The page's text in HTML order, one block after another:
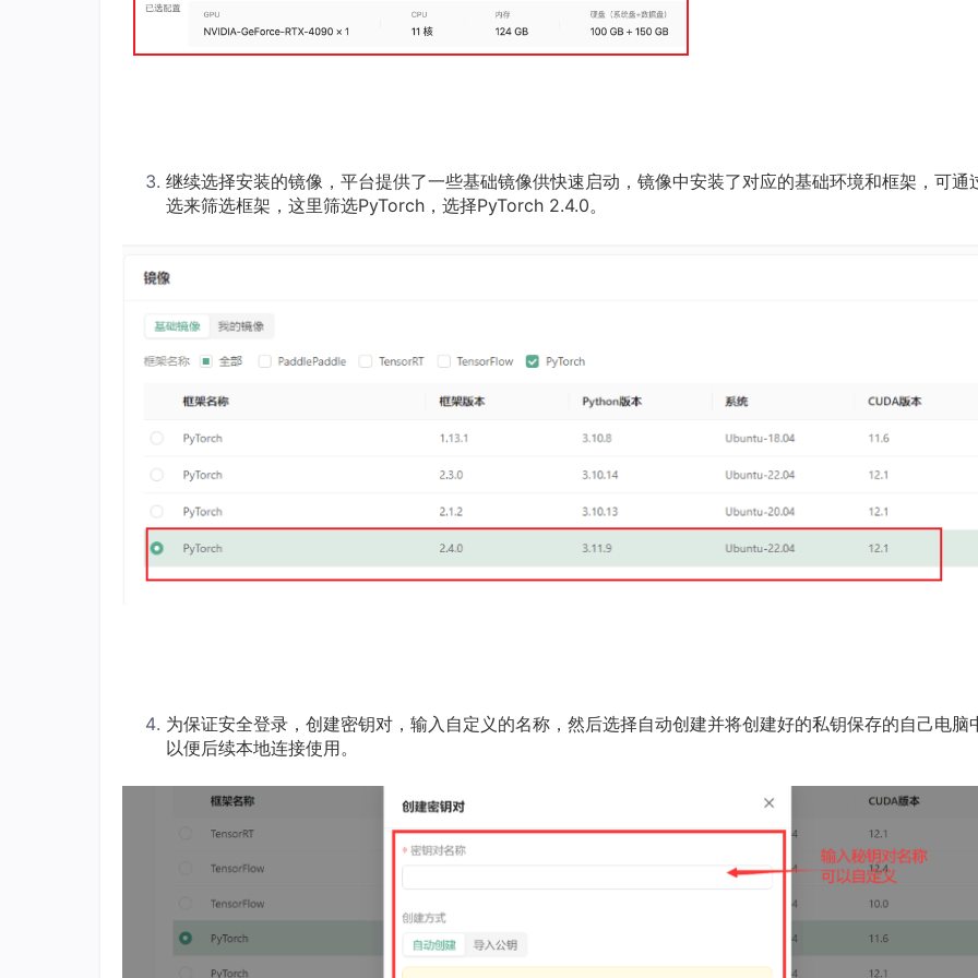
继续选择安装的镜像，平台提供了一些基础镜像供快速启动，镜像中安装了对应的基础环境和框架，可通
选来筛选框架，这里筛选PyTorch，选择PyTorch 2.4.0。
为保证安全登录，创建密钥对，输入自定义的名称，然后选择自动创建并将创建好的私钥保存的自己电脑
以便后续本地连接使用。